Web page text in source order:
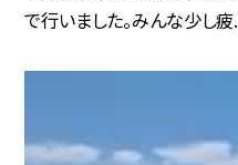
で行いました。みんな少し疲